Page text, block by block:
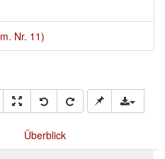
Nr. 11)
Überblick